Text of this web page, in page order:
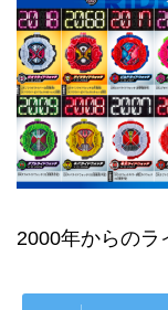
2000年からのラ